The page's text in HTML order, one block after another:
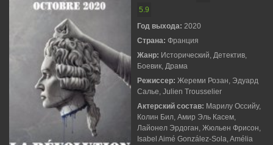
5.9
Год выхода: 2020
Страна: Франция
Жанр: Исторический, Детектив,
Боевик, Драма
Режиссер: Жереми Розан, Эдуард
Салье, Julien Trousselier
Актерский состав: Марилу Оссийу,
Колин Бил, Амир Эль Касем,
Лайонел Эрдоган, Жюльен Фрисон,
Isabel Aimé González-Sola, Amélia